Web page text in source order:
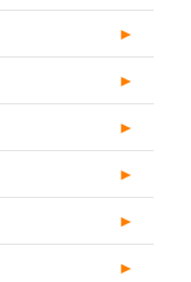
►
►
►
►
►
►